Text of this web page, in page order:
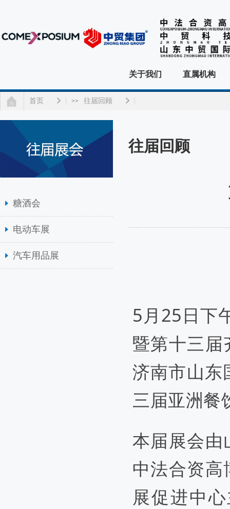
关于我们 直属机构
首页 >> 往届回顾
糖酒会
电动车展
汽车用品展
往届回顾
5月25日下
暨第十三
济南市山东
三届亚洲餐
本届展会由
中法合资
展促进中